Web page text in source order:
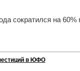
сократился на 60%
в ЮФО